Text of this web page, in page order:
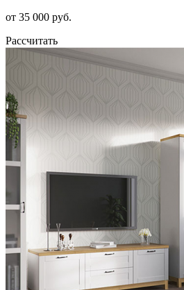
от 35 000 руб.
Рассчитать